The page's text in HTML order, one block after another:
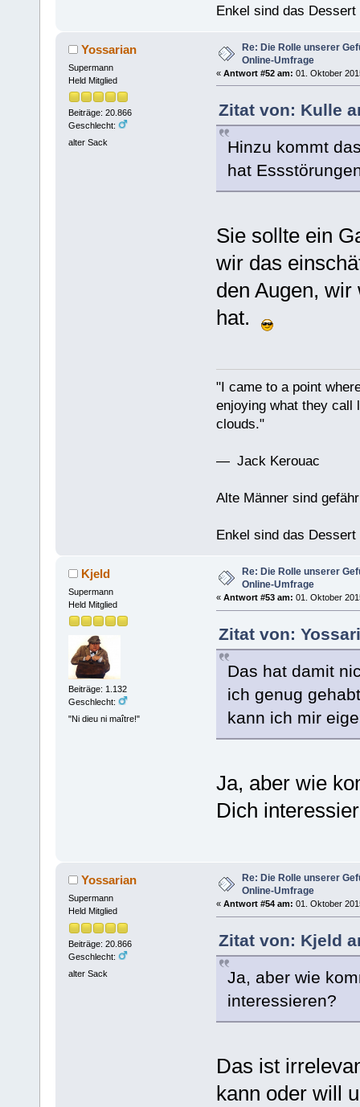
Enkel sind das Dessert
Yossarian
Supermann
Held Mitglied
Beiträge: 20.866
Geschlecht:
alter Sack
Re: Die Rolle unserer
Online-Umfrage
« Antwort #52 am: 01. Oktober
Zitat von: Kulle
Hinzu kommt
hat
Sie sollte ein
wir das
den Augen,
hat.
"I came to a point
enjoying what they call
clouds."
— Jack Kerouac
Alte Männer sind
Enkel sind das
Kjeld
Supermann
Held Mitglied
Beiträge: 1.132
Geschlecht:
"Ni dieu ni maître!"
Re: Die Rolle unserer
Online-Umfrage
« Antwort #53 am: 01. Oktober
Zitat von:
Das hat damit
ich genug
kann ich mir
Ja, aber wie
Dich
Yossarian
Supermann
Held Mitglied
Beiträge: 20.866
Geschlecht:
alter Sack
Re: Die Rolle unserer
Online-Umfrage
« Antwort #54 am: 01. Oktober
Zitat von: Kjeld
Ja, aber wie
interessieren?
Das ist
kann oder will